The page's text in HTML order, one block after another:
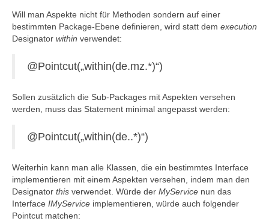
Will man Aspekte nicht für Methoden sondern auf einer
bestimmten Package-Ebene definieren, wird statt dem execution
Designator within verwendet:
@Pointcut(„within(de.mz.*)“)
Sollen zusätzlich die Sub-Packages mit Aspekten versehen
werden, muss das Statement minimal angepasst werden:
@Pointcut(„within(de..*)“)
Weiterhin kann man alle Klassen, die ein bestimmtes Interface
implementieren mit einem Aspekten versehen, indem man den
Designator this verwendet. Würde der MyService nun das
Interface IMyService implementieren, würde auch folgender
Pointcut matchen: